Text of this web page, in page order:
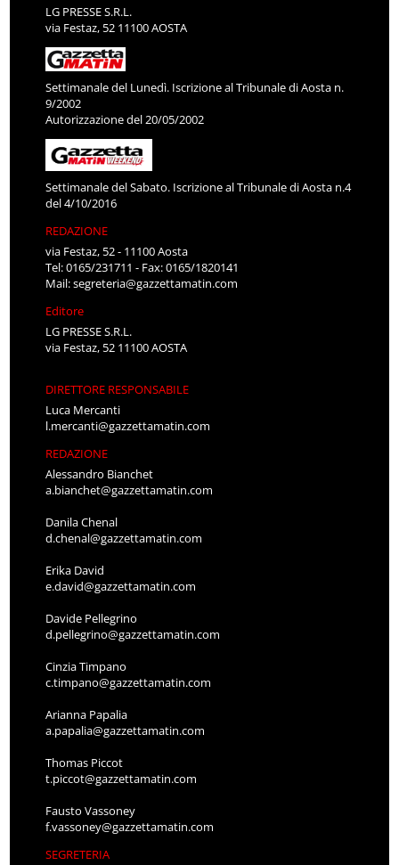
LG PRESSE S.R.L.
via Festaz, 52 11100 AOSTA
Settimanale del Lunedì. Iscrizione al Tribunale di Aosta n.
9/2002
Autorizzazione del 20/05/2002
Settimanale del Sabato. Iscrizione al Tribunale di Aosta n.4
del 4/10/2016
REDAZIONE
via Festaz, 52 - 11100 Aosta
Tel: 0165/231711 - Fax: 0165/1820141
Mail:segreteria@gazzettamatin.com
Editore
LG PRESSE S.R.L.
via Festaz, 52 11100 AOSTA
DIRETTORE RESPONSABILE
Luca Mercanti
l.mercanti@gazzettamatin.com
REDAZIONE
Alessandro Bianchet
a.bianchet@gazzettamatin.com
Danila Chenal
d.chenal@gazzettamatin.com
Erika David
e.david@gazzettamatin.com
Davide Pellegrino
d.pellegrino@gazzettamatin.com
Cinzia Timpano
c.timpano@gazzettamatin.com
Arianna Papalia
a.papalia@gazzettamatin.com
Thomas Piccot
t.piccot@gazzettamatin.com
Fausto Vassoney
f.vassoney@gazzettamatin.com
SEGRETERIA